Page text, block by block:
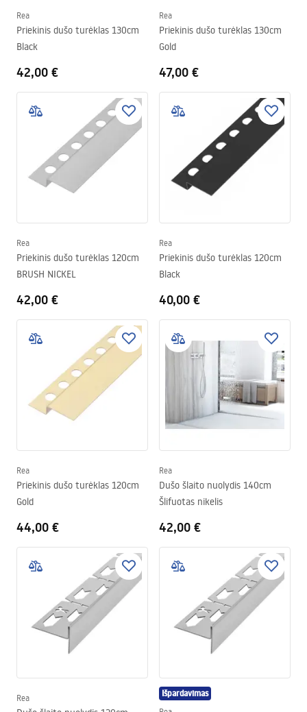
Rea
Priekinis dušo turėklas 130cm
Black
42,00 €
Rea
Priekinis dušo turėklas 130cm
Gold
47,00 €
Rea
Priekinis dušo turėklas 120cm
BRUSH NICKEL
42,00 €
Rea
Priekinis dušo turėklas 120cm
Black
40,00 €
Rea
Priekinis dušo turėklas 120cm
Gold
44,00 €
Rea
Dušo šlaito nuolydis 140cm
Šlifuotas nikelis
42,00 €
Rea Išpardavimas